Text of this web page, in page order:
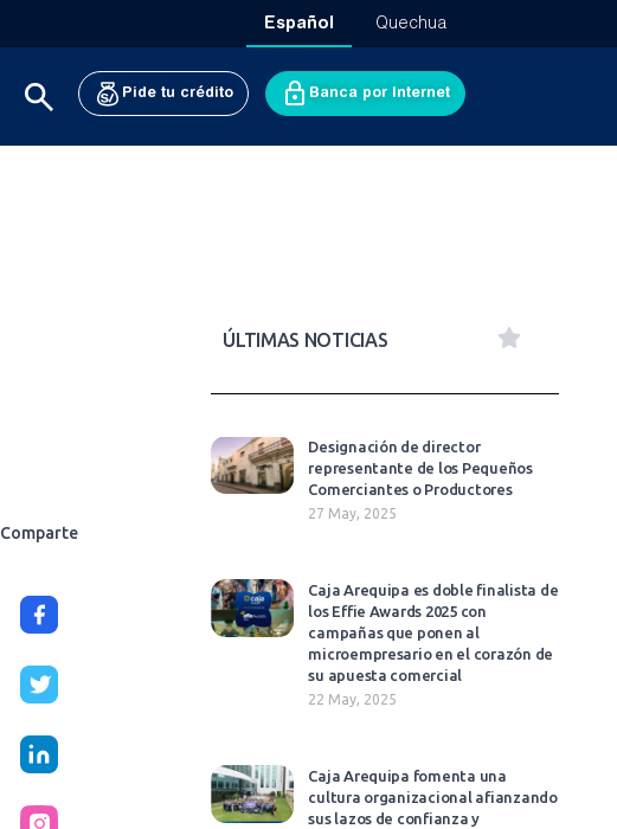
Español Quechua
Pide tu crédito Banca por Internet
Comparte
ÚLTIMAS NOTICIAS
Designación de director
representante de los Pequeños
Comerciantes o Productores
27 May, 2025
Caja Arequipa es doble finalista de
los Effie Awards 2025 con
campañas que ponen al
microempresario en el corazón de
su apuesta comercial​
22 May, 2025
Caja Arequipa fomenta una
cultura organizacional afianzando
sus lazos de confianza y